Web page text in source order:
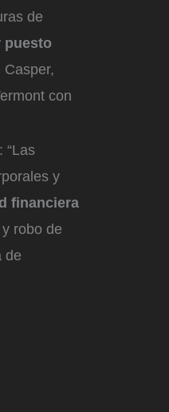
de
puesto
con
“Las
y
financiera
robo de
de